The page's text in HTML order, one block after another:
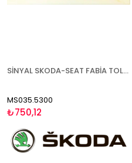
SİNYAL SKODA-SEAT FABİA TOLEDO RAPİD 2015- SOL
MS035.5300
₺750,12